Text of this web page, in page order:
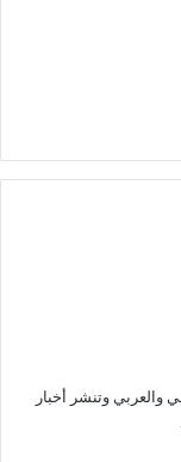
والعربي وتنشر أخبار